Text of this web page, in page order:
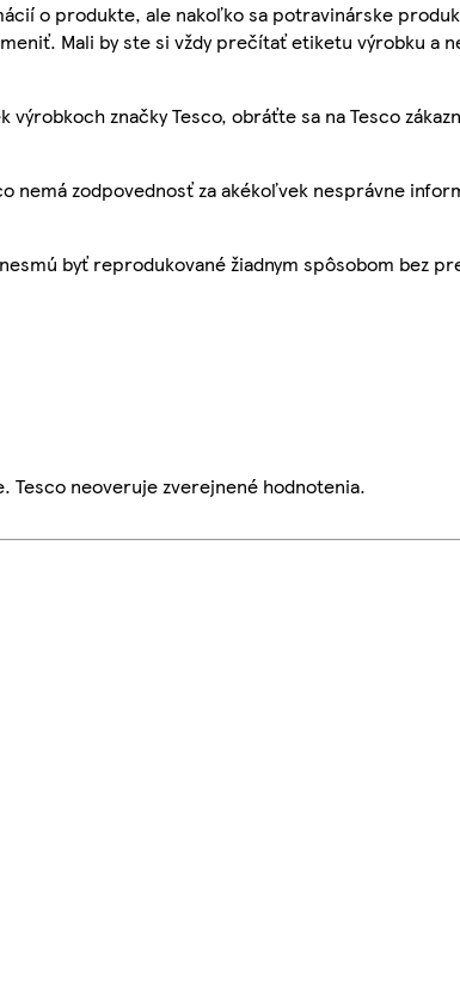
o produkte, ale nakoľko sa potravinárske
Mali by ste si vždy prečítať etiketu výrobku a
značky Tesco, obráťte sa na Tesco
nemá zodpovednosť za akékoľvek nesprávne
byť reprodukované žiadnym spôsobom bez
Tesco neoveruje zverejnené hodnotenia.